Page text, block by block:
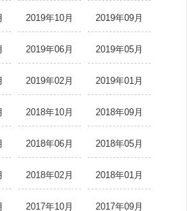
2019年10月 2019年09月
2019年06月 2019年05月
2019年02月 2019年01月
2018年10月 2018年09月
2018年06月 2018年05月
2018年02月 2018年01月
2017年10月 2017年09月